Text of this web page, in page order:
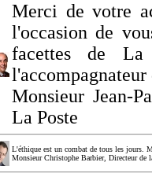
Merci de votre
l'occasion de
facettes de
Monsieur Jean-
La Poste
L'éthique est un combat de tous les jours.
Monsieur Christophe Barbier, Directeur de